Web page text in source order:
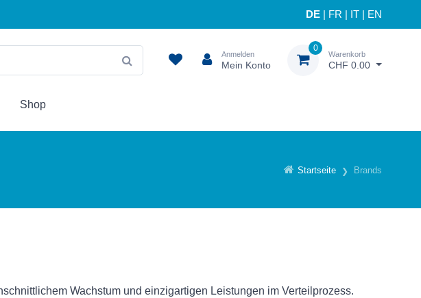
DE FR IT EN
Anmelden
Mein Konto
0
Warenkorb
CHF 0.00
Shop
Startseite Brands
Wachstum und einzigartigen Leistungen im Verteilprozess.